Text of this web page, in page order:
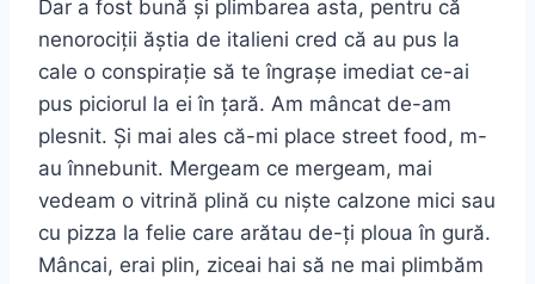
Dar a fost bună și plimbarea asta, pentru că
nenorociții ăștia de italieni cred că au pus la
cale o conspirație să te îngrașe imediat ce-ai
pus piciorul la ei în țară. Am mâncat de-am
plesnit. Și mai ales că-mi place street food, m-
au înnebunit. Mergeam ce mergeam, mai
vedeam o vitrină plină cu niște calzone mici sau
cu pizza la felie care arătau de-ți ploua în gură.
Mâncai, erai plin, ziceai hai să ne mai plimbăm